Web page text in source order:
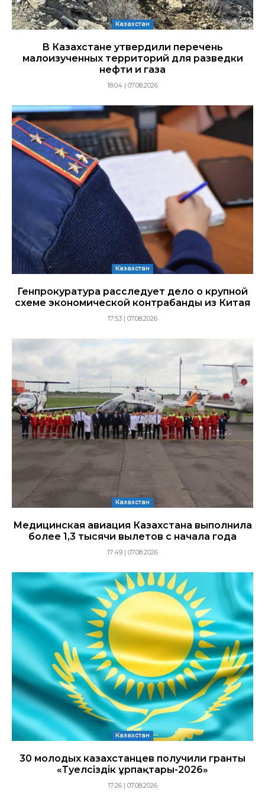
Казахстан
В Казахстане утвердили перечень
малоизученных территорий для разведки
нефти и газа
18:04 | 07.08.2026
Казахстан
Генпрокуратура расследует дело о крупной
схеме экономической контрабанды из Китая
17:53 | 07.08.2026
Казахстан
Медицинская авиация Казахстана выполнила
более 1,3 тысячи вылетов с начала года
17:49 | 07.08.2026
Казахстан
30 молодых казахстанцев получили гранты
«Тәуелсіздік ұрпақтары-2026»
17:26 | 07.08.2026